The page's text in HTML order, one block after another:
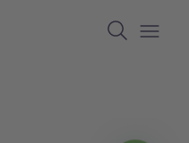
Search